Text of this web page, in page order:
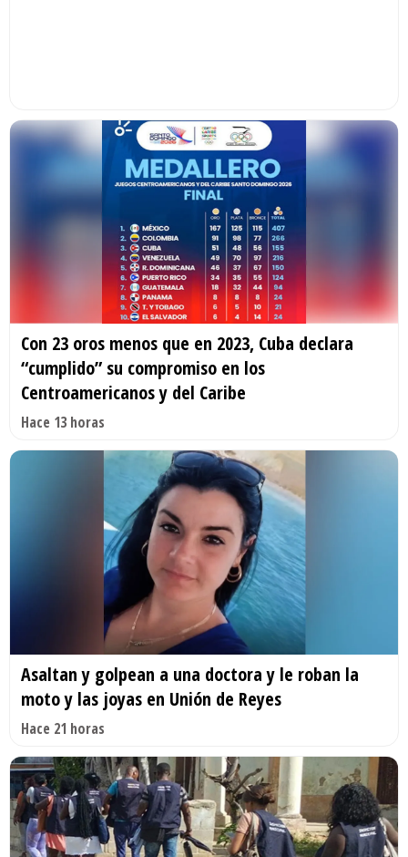
Con 23 oros menos que en 2023, Cuba declara
“cumplido” su compromiso en los
Centroamericanos y del Caribe
Hace 13 horas
Asaltan y golpean a una doctora y le roban la
moto y las joyas en Unión de Reyes
Hace 21 horas